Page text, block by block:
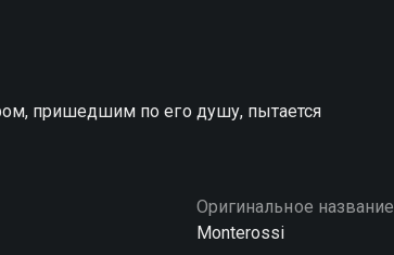
пришедшим по его душу, пытается
Оригинальное название
Monterossi